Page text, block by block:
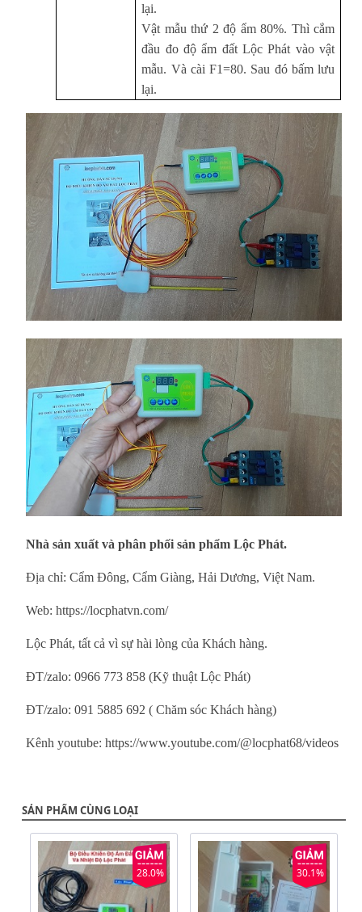
lại.
Vật mẫu thứ 2 độ ẩm 80%. Thì cắm
đầu đo độ ẩm đất Lộc Phát vào vật
mẫu. Và cài F1=80. Sau đó bấm lưu
lại.
Nhà sản xuất và phân phối sản phẩm Lộc Phát.
Địa chỉ: Cẩm Đông, Cẩm Giàng, Hải Dương, Việt Nam.
Web: https://locphatvn.com/
Lộc Phát, tất cả vì sự hài lòng của Khách hàng.
ĐT/zalo: 0966 773 858 (Kỹ thuật Lộc Phát)
ĐT/zalo: 091 5885 692 ( Chăm sóc Khách hàng)
Kênh youtube: https://www.youtube.com/@locphat68/videos
SẢN PHẨM CÙNG LOẠI
28.0% 30.1%